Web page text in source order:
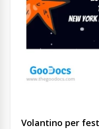
Volantino per